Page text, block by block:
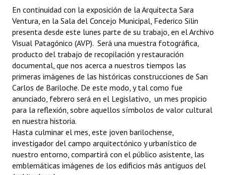
Digesto
Organigrama
DOCUMENTOS
Informes de Gestión
Proyectos Presentados
Dictámenes Asesoría Letrada
Actas de Sesión
Informes de Unidad Coordinadora
En continuidad con la exposición de la Arquitecta Sara
Ventura, en la Sala del Concejo Municipal, Federico Silin
presenta desde este lunes parte de su trabajo, en el Archivo
Visual Patagónico (AVP). Será una muestra fotográfica,
producto del trabajo de recopilación y restauración
documental, que nos acerca a nuestros tiempos las
primeras imágenes de las históricas construcciones de San
Carlos de Bariloche. De este modo, y tal como fue
anunciado, febrero será en el Legislativo, un mes propicio
para la reflexión, sobre aquellos símbolos de valor cultural
en nuestra historia.
Hasta culminar el mes, este joven barilochense,
investigador del campo arquitectónico y urbanístico de
nuestro entorno, compartirá con el público asistente, las
emblemáticas imágenes de los edificios más antiguos del